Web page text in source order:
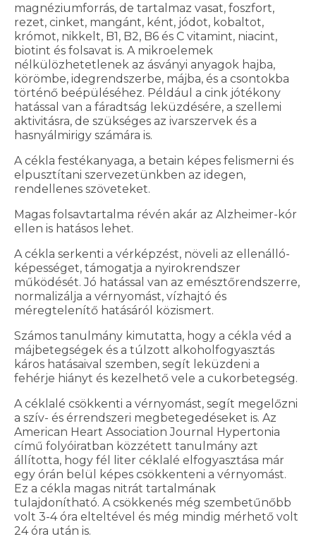
magnéziumforrás, de tartalmaz vasat, foszfort,
rezet, cinket, mangánt, ként, jódot, kobaltot,
krómot, nikkelt, B1, B2, B6 és C vitamint, niacint,
biotint és folsavat is. A mikroelemek
nélkülözhetetlenek az ásványi anyagok hajba,
körömbe, idegrendszerbe, májba, és a csontokba
történő beépüléséhez. Például a cink jótékony
hatással van a fáradtság leküzdésére, a szellemi
aktivitásra, de szükséges az ivarszervek és a
hasnyálmirigy számára is.
A cékla festékanyaga, a betain képes felismerni és
elpusztítani szervezetünkben az idegen,
rendellenes szöveteket.
Magas folsavtartalma révén akár az Alzheimer-kór
ellen is hatásos lehet.
A cékla serkenti a vérképzést, növeli az ellenálló-
képességet, támogatja a nyirokrendszer
működését. Jó hatással van az emésztőrendszerre,
normalizálja a vérnyomást, vízhajtó és
méregtelenítő hatásáról közismert.
Számos tanulmány kimutatta, hogy a cékla véd a
májbetegségek és a túlzott alkoholfogyasztás
káros hatásaival szemben, segít leküzdeni a
fehérje hiányt és kezelhető vele a cukorbetegség.
A céklalé csökkenti a vérnyomást, segít megelőzni
a szív- és érrendszeri megbetegedéseket is. Az
American Heart Association Journal Hypertonia
című folyóiratban közzétett tanulmány azt
állította, hogy fél liter céklalé elfogyasztása már
egy órán belül képes csökkenteni a vérnyomást.
Ez a cékla magas nitrát tartalmának
tulajdonítható. A csökkenés még szembetűnőbb
volt 3-4 óra elteltével és még mindig mérhető volt
24 óra után is.